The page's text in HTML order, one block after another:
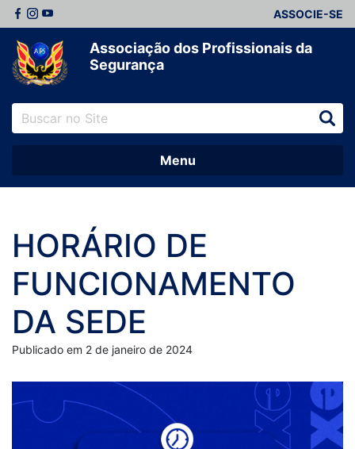
ASSOCIE-SE
Associação dos Profissionais da
Segurança
Menu
HORÁRIO DE
FUNCIONAMENTO
DA SEDE
Publicado em 2 de janeiro de 2024